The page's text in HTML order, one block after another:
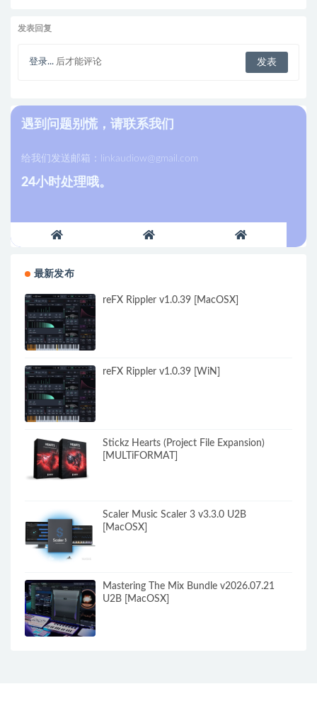
发表回复
登录... 后才能评论
遇到问题别慌，请联系我们
给我们发送邮箱： linkaudiow@gmail.com
24小时处理哦。
最新发布
reFX Rippler v1.0.39 [MacOSX]
reFX Rippler v1.0.39 [WiN]
Stickz Hearts (Project File Expansion)
[MULTiFORMAT]
Scaler Music Scaler 3 v3.3.0 U2B
[MacOSX]
Mastering The Mix Bundle v2026.07.21
U2B [MacOSX]